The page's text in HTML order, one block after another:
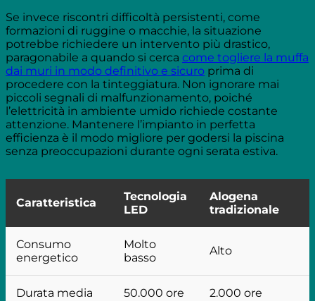
Se invece riscontri difficoltà persistenti, come
formazioni di ruggine o macchie, la situazione
potrebbe richiedere un intervento più drastico,
paragonabile a quando si cerca come togliere la muffa
dai muri in modo definitivo e sicuro prima di
procedere con la tinteggiatura. Non ignorare mai
piccoli segnali di malfunzionamento, poiché
l’elettricità in ambiente umido richiede costante
attenzione. Mantenere l’impianto in perfetta
efficienza è il modo migliore per godersi la piscina
senza preoccupazioni durante ogni serata estiva.
Caratteristica
Tecnologia
LED
Alogena
tradizionale
Consumo
energetico
Molto
basso
Alto
Durata media 50.000 ore 2.000 ore